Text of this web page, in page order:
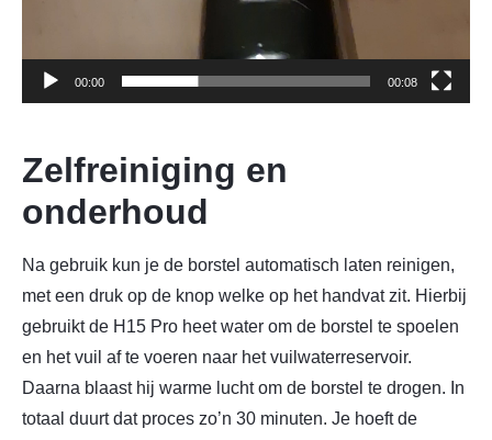
00:00 00:08
Zelfreiniging en
onderhoud
Na gebruik kun je de borstel automatisch laten reinigen,
met een druk op de knop welke op het handvat zit. Hierbij
gebruikt de H15 Pro heet water om de borstel te spoelen
en het vuil af te voeren naar het vuilwaterreservoir.
Daarna blaast hij warme lucht om de borstel te drogen. In
totaal duurt dat proces zo’n 30 minuten. Je hoeft de